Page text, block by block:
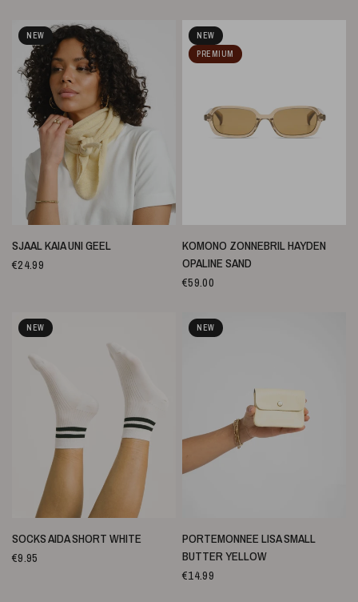
NEW
SNELLE WEERGAVE
SJAAL KAIA UNI GEEL
€24.99
NEW
PREMIUM
SNELLE WEERGAVE
KOMONO ZONNEBRIL HAYDEN
OPALINE SAND
€59.00
NEW
SNELLE WEERGAVE
SOCKS AIDA SHORT WHITE
€9.95
NEW
SNELLE WEERGAVE
PORTEMONNEE LISA SMALL
BUTTER YELLOW
€14.99